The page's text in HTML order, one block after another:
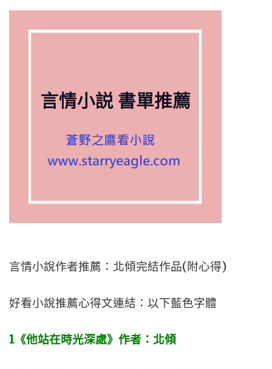
言情小說作者推薦：北傾完結作品(附心得)
好看小說推薦心得文連結：以下藍色字體
1 《他站在時光深處》作者：北傾